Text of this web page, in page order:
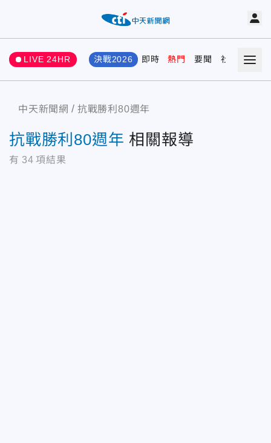
LIVE 24HR 決戰2026 即時 熱門 要聞 社會 娛樂
中天新聞網 抗戰勝利80週年
抗戰勝利80週年 相關報導
有 34 項結果